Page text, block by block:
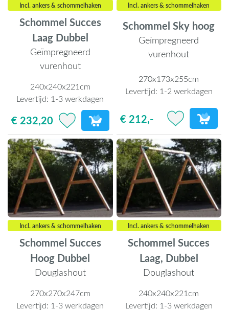
Incl. ankers & schommelhaken
Schommel Succes
Laag Dubbel
Geïmpregneerd
vurenhout
240x240x221cm
Levertijd: 1-3 werkdagen
€ 232,20
Incl. ankers & schommelhaken
Schommel Sky hoog
Geïmpregneerd
vurenhout
270x173x255cm
Levertijd: 1-2 werkdagen
€ 212,-
Incl. ankers & schommelhaken
Schommel Succes
Hoog Dubbel
Douglashout
270x270x247cm
Levertijd: 1-3 werkdagen
Incl. ankers & schommelhaken
Schommel Succes
Laag, Dubbel
Douglashout
240x240x221cm
Levertijd: 1-3 werkdagen